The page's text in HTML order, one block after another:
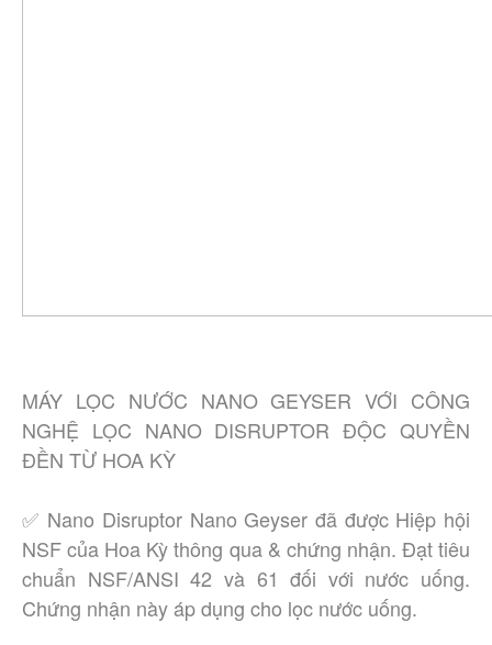
MÁY LỌC NƯỚC NANO GEYSER VỚI CÔNG
NGHỆ LỌC NANO DISRUPTOR ĐỘC QUYỀN
ĐỀN TỪ HOA KỲ
✅ Nano Disruptor Nano Geyser đã được Hiệp hội
NSF của Hoa Kỳ thông qua & chứng nhận. Đạt tiêu
chuẩn NSF/ANSI 42 và 61 đối với nước uống.
Chứng nhận này áp dụng cho lọc nước uống.